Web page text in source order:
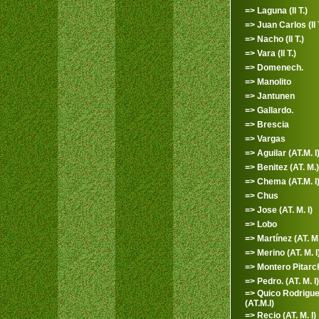
=> Laguna (II T.)
=> Juan Carlos (II
=> Nacho (II T.)
=> Vara (II T.)
=> Domenech.
=> Manolito
=> Jantunen
=> Gallardo.
=> Brescia
=> Vargas
=> Aguilar (AT.M. I)
=> Benitez (AT. M.)
=> Chema (AT.M. I)
=> Chus
=> Jose (AT. M. I)
=> Lobo
=> Martínez (AT.
=> Merino (AT. M.
=> Montero
=> Pedro. (AT. M. I)
=> Quico
(AT.M.I)
=> Recio (AT. M. I)